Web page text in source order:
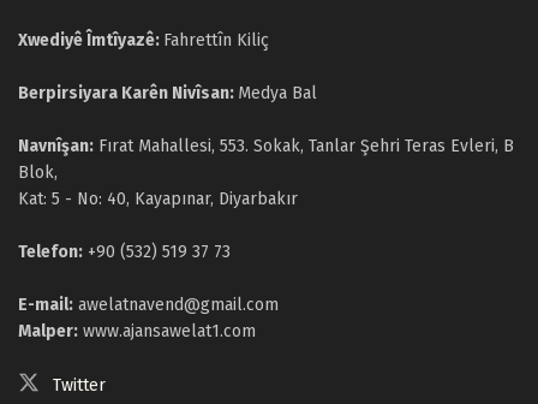
Xwediyê Îmtîyazê: Fahrettîn Kiliç
Berpirsiyara Karên Nivîsan: Medya Bal
Navnîşan: Fırat Mahallesi, 553. Sokak, Tanlar Şehri Teras Evleri, B
Blok,
Kat: 5 - No: 40, Kayapınar, Diyarbakır
Telefon: +90 (532) 519 37 73
E-mail: awelatnavend@gmail.com
Malper: www.ajansawelat1.com
Twitter